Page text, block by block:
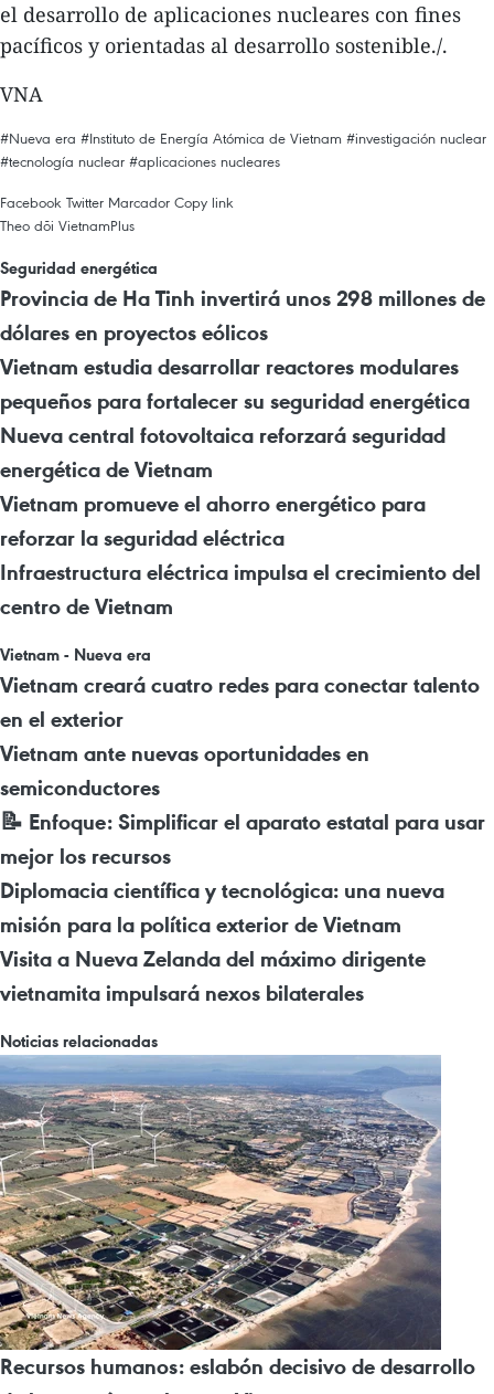
el desarrollo de aplicaciones nucleares con fines
pacíficos y orientadas al desarrollo sostenible./.
VNA
#Nueva era #Instituto de Energía Atómica de Vietnam #investigación nuclear
#tecnología nuclear #aplicaciones nucleares
Facebook Twitter Marcador Copy link
Theo dõi VietnamPlus
Seguridad energética
Provincia de Ha Tinh invertirá unos 298 millones de
dólares en proyectos eólicos
Vietnam estudia desarrollar reactores modulares
pequeños para fortalecer su seguridad energética
Nueva central fotovoltaica reforzará seguridad
energética de Vietnam
Vietnam promueve el ahorro energético para
reforzar la seguridad eléctrica
Infraestructura eléctrica impulsa el crecimiento del
centro de Vietnam
Vietnam - Nueva era
Vietnam creará cuatro redes para conectar talento
en el exterior
Vietnam ante nuevas oportunidades en
semiconductores
📝 Enfoque: Simplificar el aparato estatal para usar
mejor los recursos
Diplomacia científica y tecnológica: una nueva
misión para la política exterior de Vietnam
Visita a Nueva Zelanda del máximo dirigente
vietnamita impulsará nexos bilaterales
Noticias relacionadas
Recursos humanos: eslabón decisivo de desarrollo